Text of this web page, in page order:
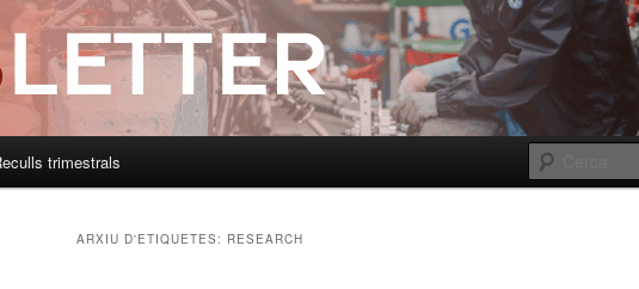
trimestrals
ARXIU D'ETIQUETES: RESEARCH